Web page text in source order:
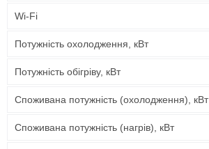
Wi-Fi
Потужність охолодження, кВт
Потужність обігріву, кВт
Споживана потужність (охолодження), кВт
Споживана потужність (нагрів), кВт